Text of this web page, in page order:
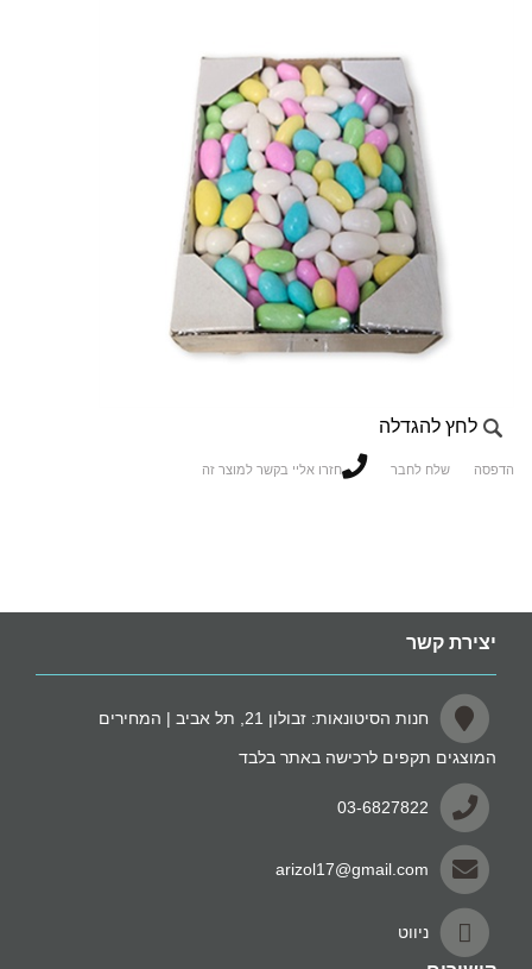
לחץ להגדלה
הדפסה שלח לחבר חזרו אליי בקשר למוצר זה
יצירת קשר
חנות הסיטונאות: זבולון 21, תל אביב | המחירים
המוצגים תקפים לרכישה באתר בלבד
03-6827822
arizol17@gmail.com
ניווט